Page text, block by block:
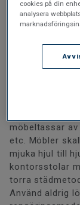
läggas i
Vinylgolv på
komfort och
möbeltassar
etc. Möbler
mjuka hjul till
kontorsstolar
torra
Använd aldrig
cookies på din
analysera